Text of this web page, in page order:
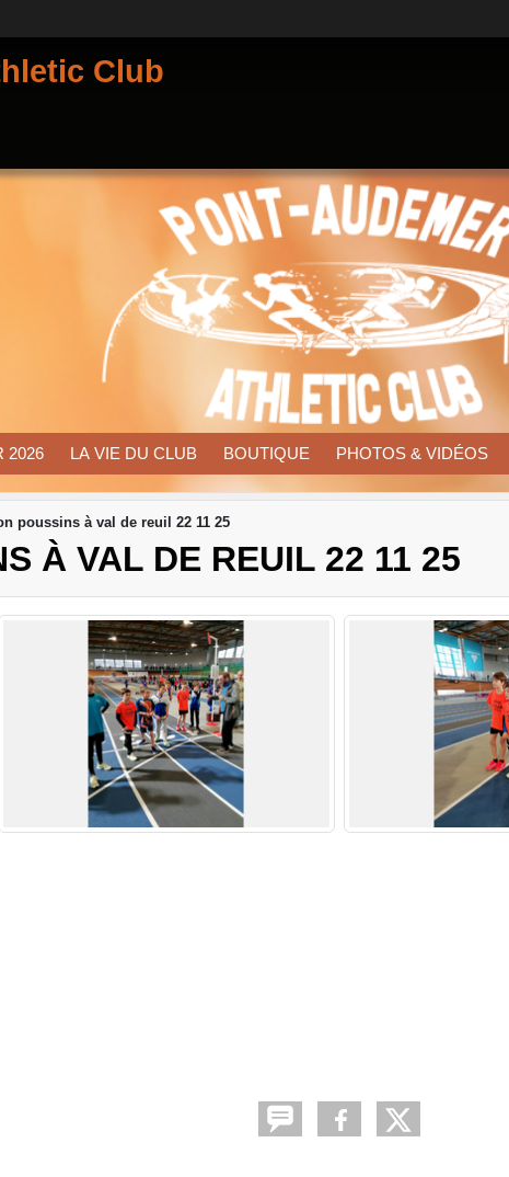
Club
2026 LA VIE DU CLUB BOUTIQUE PHOTOS & VIDÉOS
poussins à val de reuil 22 11 25
À VAL DE REUIL 22 11 25